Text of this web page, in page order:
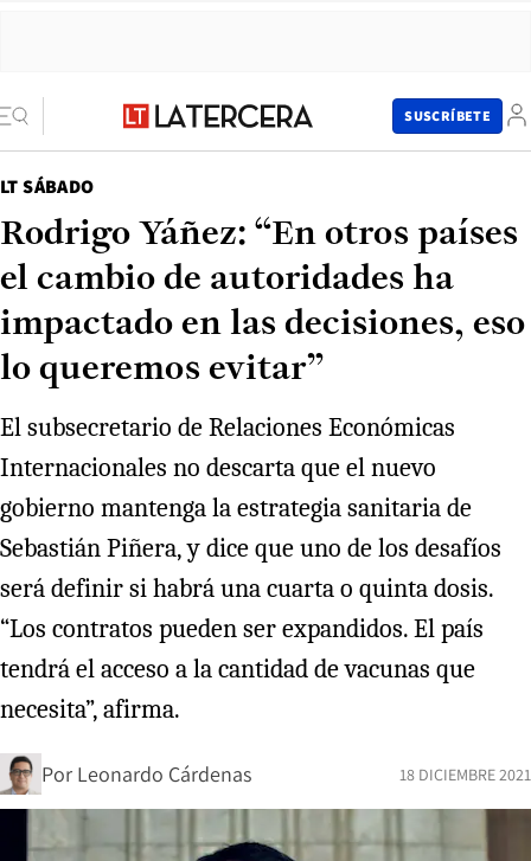
SUSCRÍBETE
LT SÁBADO
Rodrigo Yáñez: “En otros países
el cambio de autoridades ha
impactado en las decisiones, eso
lo queremos evitar”
El subsecretario de Relaciones Económicas
Internacionales no descarta que el nuevo
gobierno mantenga la estrategia sanitaria de
Sebastián Piñera, y dice que uno de los desafíos
será definir si habrá una cuarta o quinta dosis.
“Los contratos pueden ser expandidos. El país
tendrá el acceso a la cantidad de vacunas que
necesita”, afirma.
Por Leonardo Cárdenas 18 DICIEMBRE 2021